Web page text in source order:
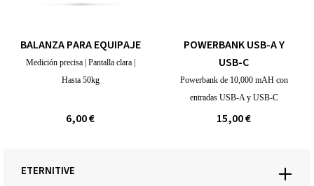
BALANZA PARA EQUIPAJE
Medición precisa | Pantalla clara |
Hasta 50kg
6,00 €
POWERBANK USB-A Y
USB-C
Powerbank de 10,000 mAH con
entradas USB-A y USB-C
15,00 €
ETERNITIVE